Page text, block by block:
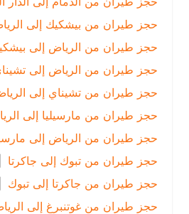
حجز طيران من بيشكيك إلى الرياض
|
حجز طيران من الرياض إلى بيشكيك |
حجز طيران من الرياض إلى تشيناي |
حجز طيران من تشيناي إلى الرياض
|
حجز طيران من مارسيليا إلى الرياض
|
حجز طيران من الرياض إلى مارسيليا |
حجز طيران من تبوك إلى جاكرتا
|
حجز طيران من جاكرتا إلى تبوك
|
حجز طيران من غوتنبرغ إلى الرياض
|